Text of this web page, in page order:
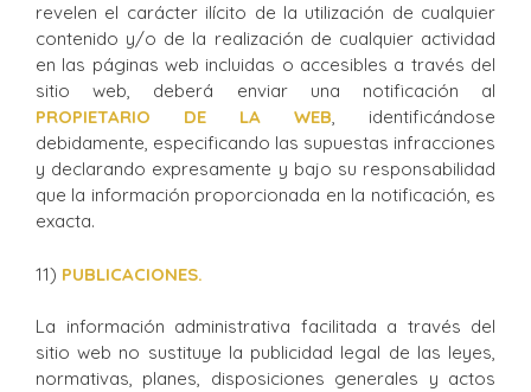
revelen el carácter ilícito de la utilización de cualquier
contenido y/o de la realización de cualquier actividad
en las páginas web incluidas o accesibles a través del
sitio web, deberá enviar una notificación al
PROPIETARIO DE LA WEB, identificándose
debidamente, especificando las supuestas infracciones
y declarando expresamente y bajo su responsabilidad
que la información proporcionada en la notificación, es
exacta.
11) PUBLICACIONES.
La información administrativa facilitada a través del
sitio web no sustituye la publicidad legal de las leyes,
normativas, planes, disposiciones generales y actos